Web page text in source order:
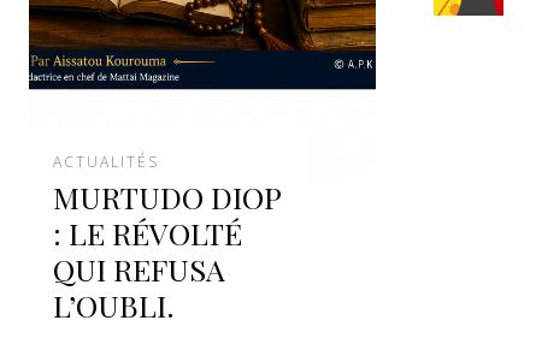
ACTUALITÉS
MURTUDO DIOP
: LE RÉVOLTÉ
QUI REFUSA
L’OUBLI.